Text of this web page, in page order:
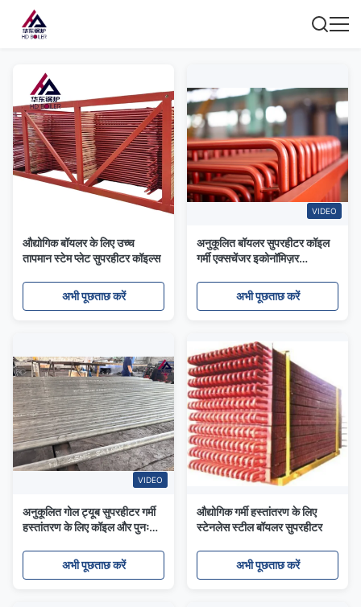
औद्योगिक बॉयलर के लिए उच्च
तापमान स्टेम प्लेट सुपरहीटर कॉइल्स
अभी पूछताछ करें
VIDEO
अनुकूलित बॉयलर सुपरहीटर कॉइल
गर्मी एक्सचेंजर इकोनॉमिज़र
अभी पूछताछ करें
VIDEO
अनुकूलित गोल ट्यूब सुपरहीटर गर्मी
हस्तांतरण के लिए कॉइल और पुनः
अभी पूछताछ करें
औद्योगिक गर्मी हस्तांतरण के लिए
स्टेनलेस स्टील बॉयलर सुपरहीटर
अभी पूछताछ करें